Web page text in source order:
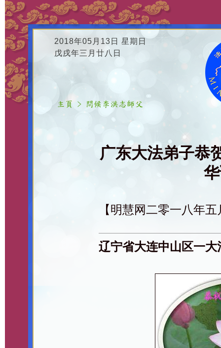
2018年05月13日 星期日
戊戌年三月廿八日
广东大法弟子恭
【明慧网二零一八年
辽宁省大连中山区一